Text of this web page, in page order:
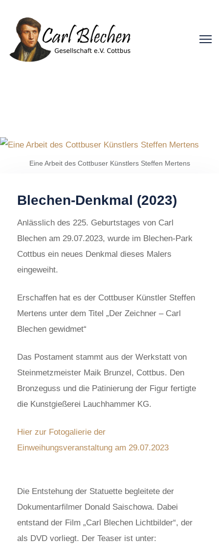
Eine Arbeit des Cottbuser Künstlers Steffen Mertens
Blechen-Denkmal (2023)
Anlässlich des 225. Geburtstages von Carl
Blechen am 29.07.2023, wurde im Blechen-Park
Cottbus ein neues Denkmal dieses Malers
eingeweiht.
Erschaffen hat es der Cottbuser Künstler Steffen
Mertens unter dem Titel „Der Zeichner – Carl
Blechen gewidmet“
Das Postament stammt aus der Werkstatt von
Steinmetzmeister Maik Brunzel, Cottbus. Den
Bronzeguss und die Patinierung der Figur fertigte
die Kunstgießerei Lauchhammer KG.
Hier zur Fotogalierie der
Einweihungsveranstaltung am 29.07.2023
Die Entstehung der Statuette begleitete der
Dokumentarfilmer Donald Saischowa. Dabei
entstand der Film „Carl Blechen Lichtbilder“, der
als DVD vorliegt. Der Teaser ist unter: